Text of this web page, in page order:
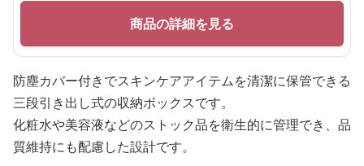
商品の詳細を見る
防塵カバー付きでスキンケアアイテムを清潔に保管できる
三段引き出し式の収納ボックスです。
化粧水や美容液などのストック品を衛生的に管理でき、品
質維持にも配慮した設計です。